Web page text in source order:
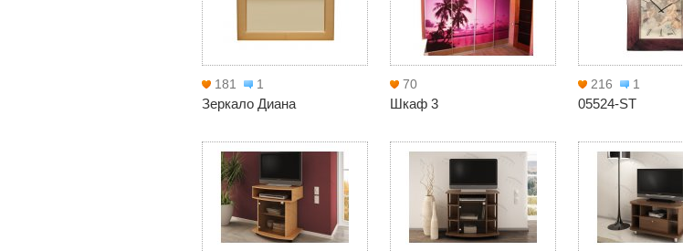
181 1
Зеркало Диана
70
Шкаф 3
216 1
05524-ST